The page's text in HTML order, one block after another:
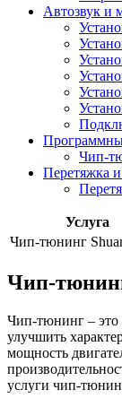
Автозвук и
Чип-
Перетяжка
Услуга
Чип-тюнинг
Чип-
Чип-тюнинг – это
улучшить
мощность
услуги чип-